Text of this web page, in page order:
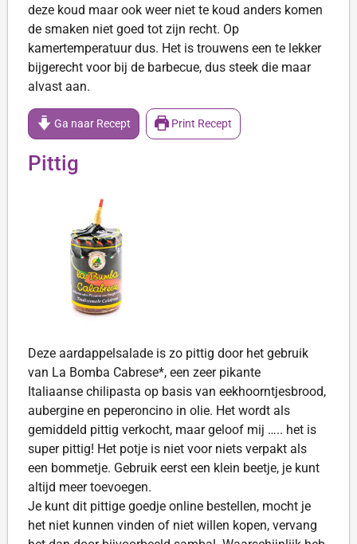
deze koud maar ook weer niet te koud anders komen
de smaken niet goed tot zijn recht. Op
kamertemperatuur dus. Het is trouwens een te lekker
bijgerecht voor bij de barbecue, dus steek die maar
alvast aan.
Ga naar Recept Print Recept
Pittig
Deze aardappelsalade is zo pittig door het gebruik
van La Bomba Cabrese*, een zeer pikante
Italiaanse chilipasta op basis van eekhoorntjesbrood,
aubergine en peperoncino in olie. Het wordt als
gemiddeld pittig verkocht, maar geloof mij ….. het is
super pittig! Het potje is niet voor niets verpakt als
een bommetje. Gebruik eerst een klein beetje, je kunt
altijd meer toevoegen.
Je kunt dit pittige goedje online bestellen, mocht je
het niet kunnen vinden of niet willen kopen, vervang